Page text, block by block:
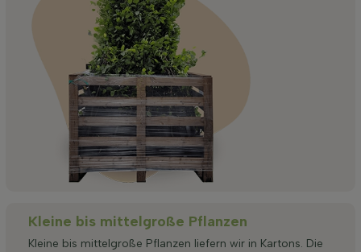
Kleine bis mittelgroße Pflanzen
Kleine bis mittelgroße Pflanzen liefern wir in Kartons. Die